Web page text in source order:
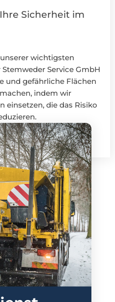
Sicherheit im
wichtigsten
Service GmbH
und gefährliche Flächen
indem wir
einsetzen, die das Risiko